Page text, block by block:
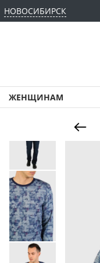
НОВОСИБИРСК
ЖЕНЩИНАМ